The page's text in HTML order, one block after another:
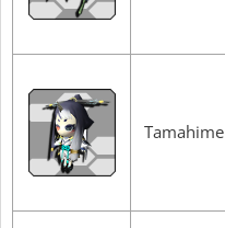
Tamahime